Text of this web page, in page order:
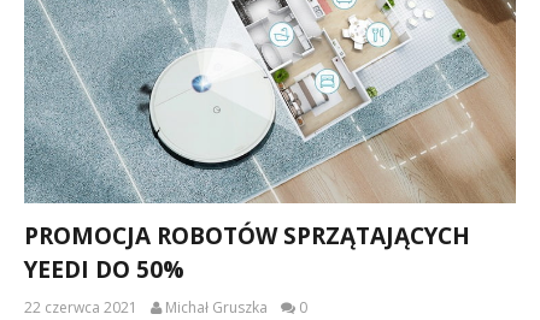
PROMOCJA ROBOTÓW SPRZĄTAJĄCYCH
YEEDI DO 50%
22 czerwca 2021 Michał Gruszka 0